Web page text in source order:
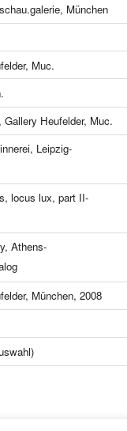
München
Muc.
Heufelder, Muc.
Leipzig-
locus lux, part II-
Athens-
München, 2008